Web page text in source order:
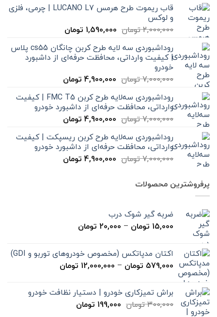
قاب ریموت طرح هرمس LUCANO L7 | چرمی، فلزی
و لوکس
2,000,000تومان قیمت
2,000,000 تومان
بود.
1,590,000 تومانقیمت
1,590,000 تومان
است.
روداشبوردی سه‌ لایه طرح کربن چانگان cs55 پلاس
| کیفیت وارداتی، محافظت حرفه‌ای از داشبورد
خودرو
7,000,000تومان قیمت
7,000,000 تومان
بود.
4,900,000 تومانقیمت
4,900,000 تومان
است.
روداشبوردی سه‌لایه طرح کربن FMC T5 | کیفیت
وارداتی، محافظت حرفه‌ای از داشبورد خودرو
7,000,000تومان قیمت
7,000,000 تومان
بود.
4,900,000 تومانقیمت
4,900,000 تومان
است.
روداشبوردی سه‌لایه طرح کربن ریسپکت | کیفیت
وارداتی، محافظت حرفه‌ای از داشبورد خودرو
7,000,000تومان قیمت
4,900,000 تومانقیمت
پرفروشترین محصولات
ضربه گیر شوک درب
15,000 تومان –
20,000 تومان
تا
20,000 تومان
اکتان مدپاتکس (مخصوص خودروهای توربو و GDI)
579,000 تومان –
12,000,000 تومان
تا
براش تمیزکاری خودرو | دستیار نظافت خودرو
300,000تومان قیمت
199,000 تومانقیمت